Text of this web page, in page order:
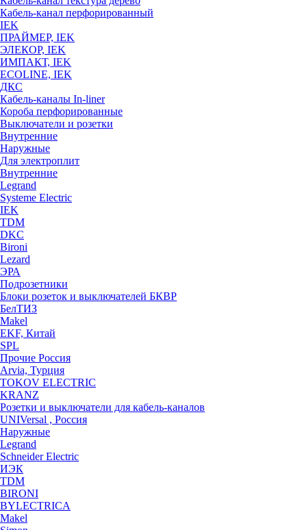
Кабель-канал перфорированный
IEK
ПРАЙМЕР, IEK
ЭЛЕКОР, IEK
ИМПАКТ, IEK
ECOLINE, IEK
ДКС
Кабель-каналы In-liner
Короба перфорированные
Выключатели и розетки
Внутренние
Наружные
Для электроплит
Внутренние
Legrand
Systeme Electric
IEK
TDM
DKC
Bironi
Lezard
ЭРА
Подрозетники
Блоки розеток и выключателей БКВР
БелТИЗ
Makel
EKF, Китай
SPL
Прочие Россия
Arvia, Турция
TOKOV ELECTRIC
KRANZ
Розетки и выключатели для кабель-каналов
UNIVersal , Россия
Наружные
Legrand
Schneider Electric
ИЭК
TDM
BIRONI
BYLECTRICA
Makel